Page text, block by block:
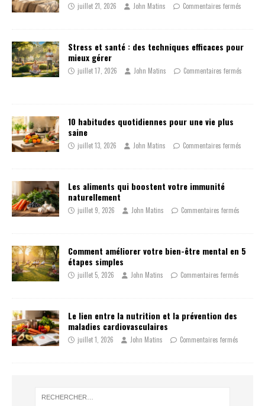
juillet 21, 2026 John Matins Commentaires fermés
Stress et santé : des techniques efficaces pour
mieux gérer
juillet 17, 2026 John Matins Commentaires fermés
10 habitudes quotidiennes pour une vie plus
saine
juillet 13, 2026 John Matins Commentaires fermés
Les aliments qui boostent votre immunité
naturellement
juillet 9, 2026 John Matins Commentaires fermés
Comment améliorer votre bien-être mental en 5
étapes simples
juillet 5, 2026 John Matins Commentaires fermés
Le lien entre la nutrition et la prévention des
maladies cardiovasculaires
juillet 1, 2026 John Matins Commentaires fermés